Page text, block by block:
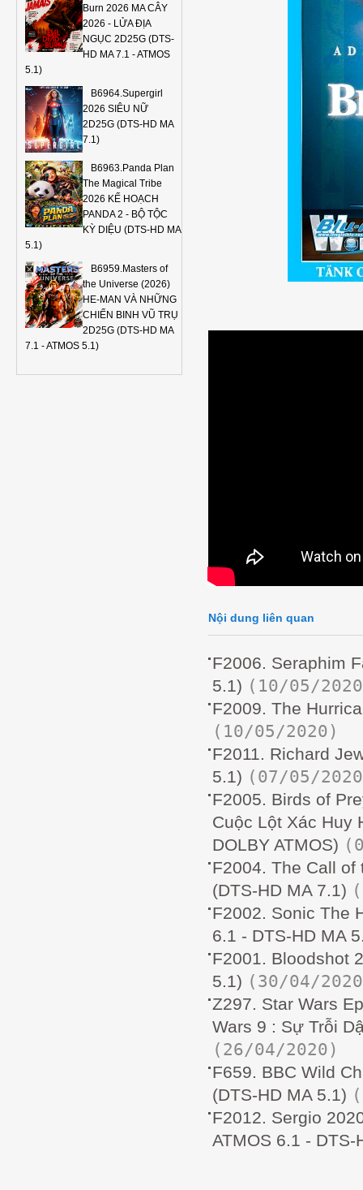
Burn 2026 MA CÂY
2026 - LỬA ĐỊA
NGỤC 2D25G (DTS-
HD MA 7.1 - ATMOS
5.1)
B6964.Supergirl
2026 SIÊU NỮ
2D25G (DTS-HD MA
7.1)
B6963.Panda Plan
The Magical Tribe
2026 KẾ HOẠCH
PANDA 2 - BỘ TỘC
KỲ DIỆU (DTS-HD MA
5.1)
B6959.Masters of
the Universe (2026)
HE-MAN VÀ NHỮNG
CHIẾN BINH VŨ TRỤ
2D25G (DTS-HD MA
7.1 - ATMOS 5.1)
Nội dung liên quan
F2006. Seraphim
5.1) (10/05/
F2009. The
(10/05/2020)
F2011. Richard
5.1) (07/05/
F2005. Birds of
Cuộc Lột Xác Huy
DOLBY ATMOS)
F2004. The Call of
(DTS-HD MA 7.1)
F2002. Sonic The
6.1 - DTS-HD MA
F2001. Bloodshot
5.1) (30/04/
Z297. Star Wars
Wars 9 : Sự Trỗi
(26/04/2020)
F659. BBC Wild
(DTS-HD MA 5.1)
F2012. Sergio
ATMOS 6.1 - DTS-